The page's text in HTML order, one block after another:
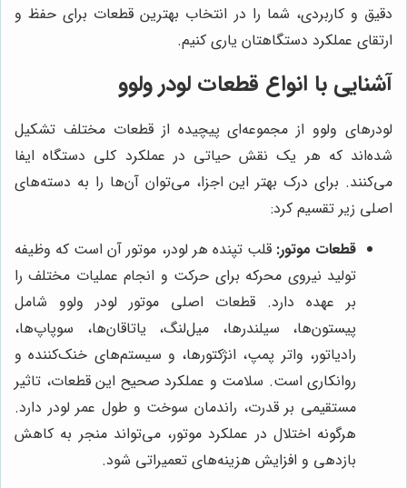
دقیق و کاربردی، شما را در انتخاب بهترین قطعات برای حفظ و
ارتقای عملکرد دستگاهتان یاری کنیم.
آشنایی با انواع قطعات لودر ولوو
لودرهای ولوو از مجموعه‌ای پیچیده از قطعات مختلف تشکیل
شده‌اند که هر یک نقش حیاتی در عملکرد کلی دستگاه ایفا
می‌کنند. برای درک بهتر این اجزا، می‌توان آن‌ها را به دسته‌های
اصلی زیر تقسیم کرد:
قطعات موتور: قلب تپنده هر لودر، موتور آن است که وظیفه
تولید نیروی محرکه برای حرکت و انجام عملیات مختلف را
بر عهده دارد. قطعات اصلی موتور لودر ولوو شامل
پیستون‌ها، سیلندرها، میل‌لنگ، یاتاقان‌ها، سوپاپ‌ها،
رادیاتور، واتر پمپ، انژکتورها، و سیستم‌های خنک‌کننده و
روانکاری است. سلامت و عملکرد صحیح این قطعات، تاثیر
مستقیمی بر قدرت، راندمان سوخت و طول عمر لودر دارد.
هرگونه اختلال در عملکرد موتور، می‌تواند منجر به کاهش
بازدهی و افزایش هزینه‌های تعمیراتی شود.